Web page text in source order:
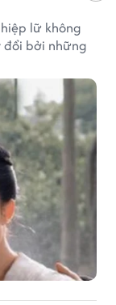
lữ không
đổi bởi những